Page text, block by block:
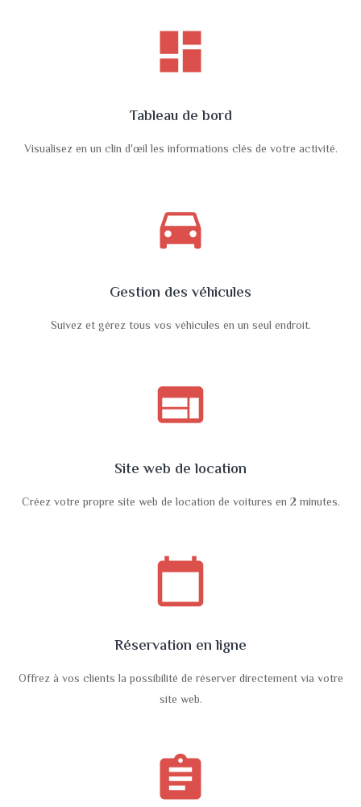
dashboard
Tableau de bord
Visualisez en un clin d'œil les informations clés de votre activité.
directions_car
Gestion des véhicules
Suivez et gérez tous vos véhicules en un seul endroit.
web
Site web de location
Créez votre propre site web de location de voitures en 2 minutes.
calendar_today
Réservation en ligne
Offrez à vos clients la possibilité de réserver directement via votre
site web.
assignment